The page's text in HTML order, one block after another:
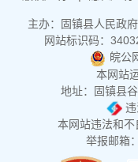
主办：固镇县人民政
网站标识码：
皖公
本网站
地址：固镇县
本网站违法和
举报邮箱